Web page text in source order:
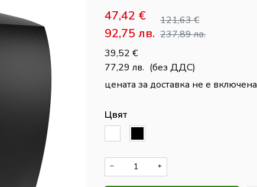
47,42 €
92,75 лв.
121,63€
237,89лв.
39,52 €
77,29 лв. (без ДДС)
цената за доставка не е включена
Цвят
− +